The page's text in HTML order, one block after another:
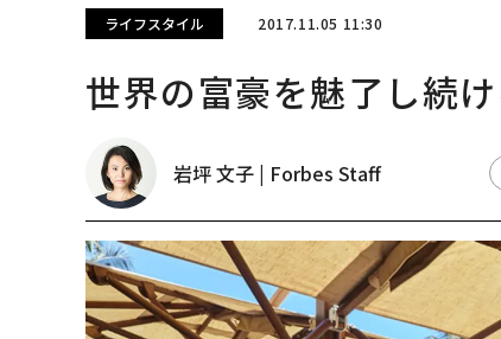
ライフスタイル 2017.11.05 11:30
世界の富豪を魅了し続
岩坪 文子 | Forbes Staff